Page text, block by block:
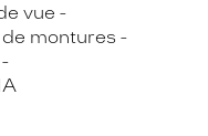
vue
montures